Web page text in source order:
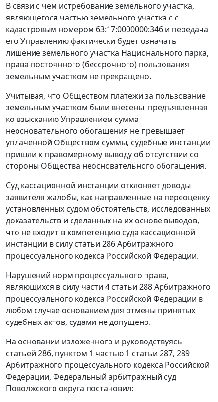
В связи с чем истребование земельного участка,
являющегося частью земельного участка с с
кадастровым номером 63:17:0000000:346 и передача
его Управлению фактически будет означать
лишение земельного участка Национального парка,
права постоянного (бессрочного) пользования
земельным участком не прекращено.
Учитывая, что Обществом платежи за пользование
земельным участком были внесены, предъявленная
ко взысканию Управлением сумма
неосновательного обогащения не превышает
уплаченной Обществом суммы, судебные инстанции
пришли к правомерному выводу об отсутствии со
стороны Общества неосновательного обогащения.
Суд кассационной инстанции отклоняет доводы
заявителя жалобы, как направленные на переоценку
установленных судом обстоятельств, исследованных
доказательств и сделанных на их основе выводов,
что не входит в компетенцию суда кассационной
инстанции в силу статьи 286Арбитражного
процессуального кодекса Российской Федерации.
Нарушений норм процессуального права,
являющихся в силу части 4 статьи 288Арбитражного
процессуального кодекса Российской Федерации в
любом случае основанием для отмены принятых
судебных актов, судами не допущено.
На основании изложенного и руководствуясь
статьей 286, пунктом 1 частью 1 статьи 287, 289
Арбитражного процессуального кодекса Российской
Федерации, Федеральный арбитражный суд
Поволжского округа постановил: